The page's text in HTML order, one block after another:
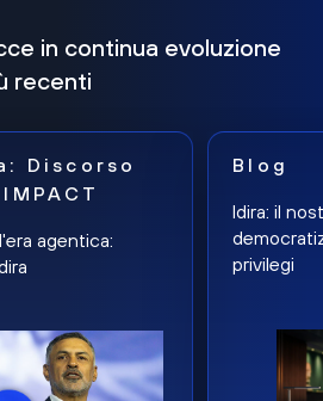
in continua evoluzione
recenti
Discorso
agentica:
Blog
Idira: il
privilegi